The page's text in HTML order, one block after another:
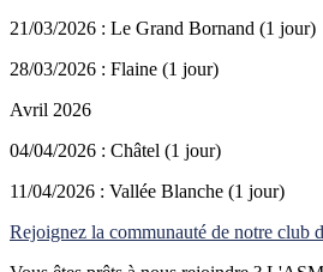
21/03/2026 : Le Grand Bornand (1 jour)
28/03/2026 : Flaine (1 jour)
Avril 2026
04/04/2026 : Châtel (1 jour)
11/04/2026 : Vallée Blanche (1 jour)
Rejoignez la communauté de notre club